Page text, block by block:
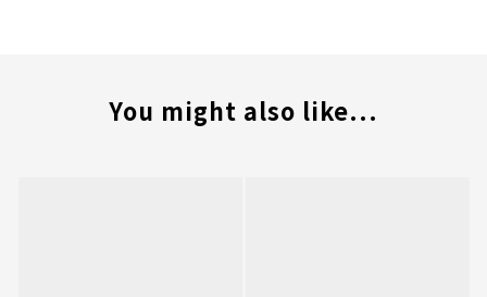
You might also like...